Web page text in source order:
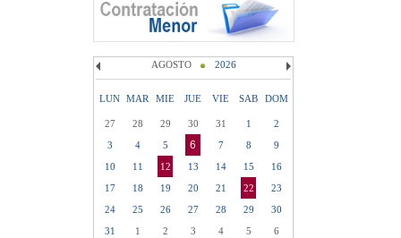
AGOSTO 2026
LUN MAR MIE JUE VIE SAB DOM
27 28 29 30 31 1
2
3
4 5 6 7 8
9
10
11 12 13 14 15
16
17
18 19 20 21 22
23
24
25 26 27 28 29
30
31
1 2 3 4 5 6